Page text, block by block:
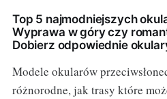
Top 5 najmodniejszych
Wyprawa w góry czy
Dobierz odpowiednie
Modele okularów
różnorodne, jak trasy które